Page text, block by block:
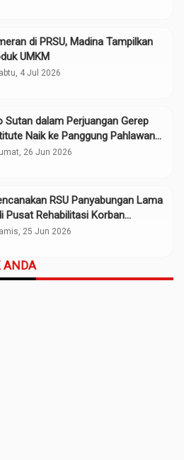
di PRSU, Madina Tampilkan
UMKM
4 Jul 2026
Sutan dalam Perjuangan Gerep
Naik ke Panggung Pahlawan
26 Jun 2026
RSU Panyabungan Lama
Pusat Rehabilitasi Korban
25 Jun 2026
ANDA